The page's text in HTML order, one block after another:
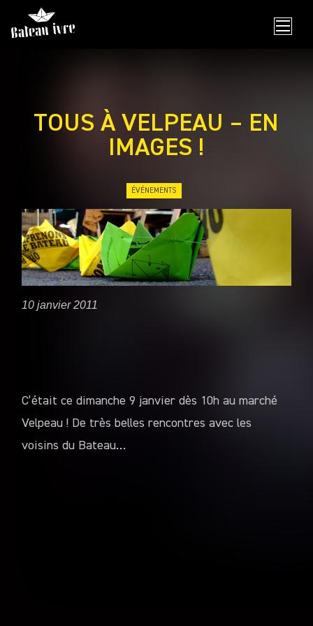
content
TOUS À VELPEAU – EN
IMAGES !
ÉVÉNEMENTS
10 janvier 2011
C’était ce dimanche 9 janvier dès 10h au marché
Velpeau ! De très belles rencontres avec les
voisins du Bateau…